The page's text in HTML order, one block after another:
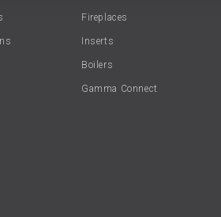
Fireplaces
Inserts
Boilers
Gamma Connect